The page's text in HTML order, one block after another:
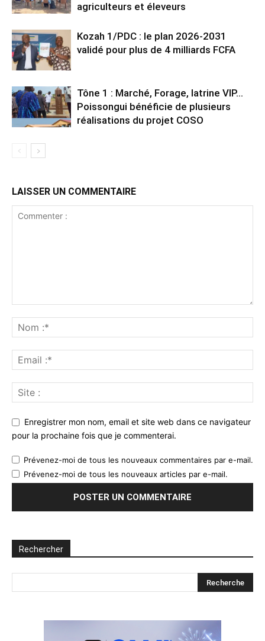
agriculteurs et éleveurs
Kozah 1/PDC : le plan 2026-2031
validé pour plus de 4 milliards FCFA
Tône 1 : Marché, Forage, latrine VIP…
Poissongui bénéficie de plusieurs
réalisations du projet COSO
LAISSER UN COMMENTAIRE
Enregistrer mon nom, email et site web dans ce navigateur
pour la prochaine fois que je commenterai.
Prévenez-moi de tous les nouveaux commentaires par e-mail.
Prévenez-moi de tous les nouveaux articles par e-mail.
Rechercher